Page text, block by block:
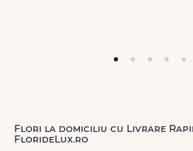
Flori la domiciliu cu Livrare
FlorideLux.ro